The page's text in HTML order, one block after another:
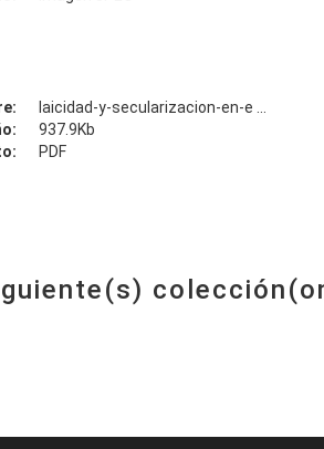
laicidad-y-secularizacion-en-e ...
937.9Kb
PDF